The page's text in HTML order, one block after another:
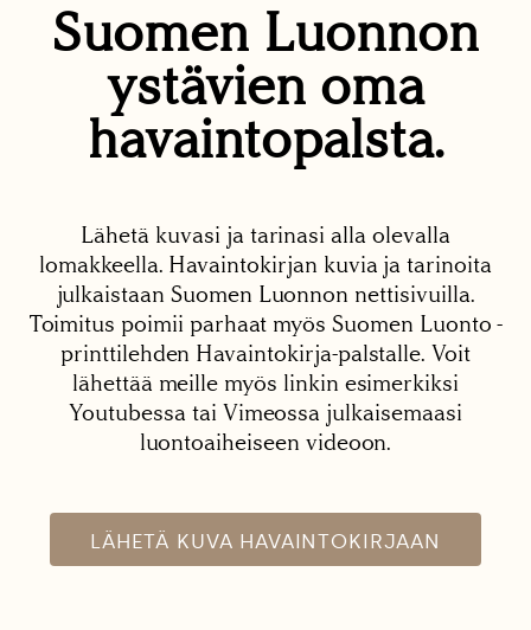
Suomen Luonnon
ystävien oma
havaintopalsta.
Lähetä kuvasi ja tarinasi alla olevalla
lomakkeella. Havaintokirjan kuvia ja tarinoita
julkaistaan Suomen Luonnon nettisivuilla.
Toimitus poimii parhaat myös Suomen Luonto -
printtilehden Havaintokirja-palstalle. Voit
lähettää meille myös linkin esimerkiksi
Youtubessa tai Vimeossa julkaisemaasi
luontoaiheiseen videoon.
LÄHETÄ KUVA HAVAINTOKIRJAAN